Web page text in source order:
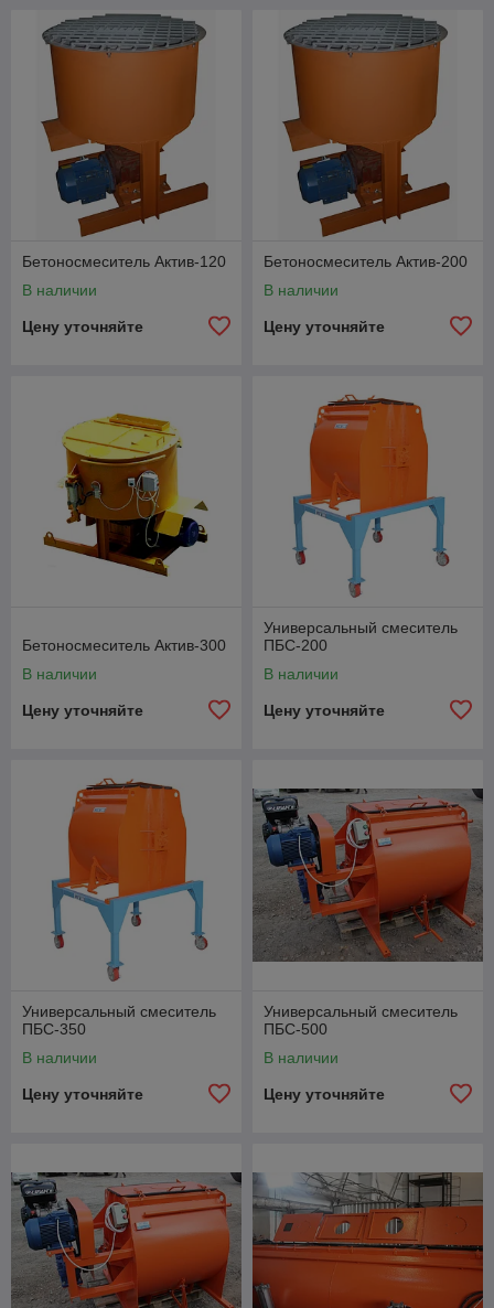
Бетоносмеситель Актив-120
В наличии
Цену уточняйте
Бетоносмеситель Актив-200
В наличии
Цену уточняйте
Бетоносмеситель Актив-300
В наличии
Цену уточняйте
Универсальный смеситель
ПБС-200
В наличии
Цену уточняйте
Универсальный смеситель
ПБС-350
В наличии
Цену уточняйте
Универсальный смеситель
ПБС-500
В наличии
Цену уточняйте